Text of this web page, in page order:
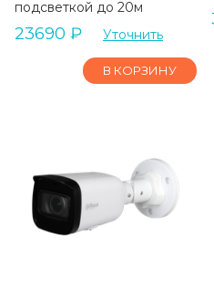
подсветкой до 20м
23690 ₽ Уточнить
В КОРЗИНУ